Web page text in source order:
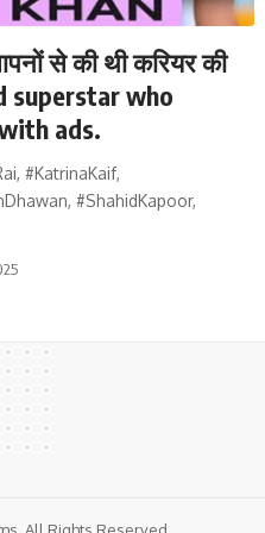
से की थी करियर की
who
ads.
#KatrinaKaif,
#ShahidKapoor,